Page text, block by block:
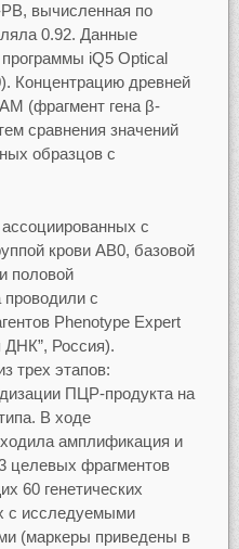
вычисленная по
0.92. Данные
iQ5 Optical
Концентрацию древней
(фрагмент гена β-
сравнения значений
образцов с
с
крови AB0, базовой
половой
с
Phenotype Expert
Россия).
трех этапов:
ПЦР-продукта на
В ходе
амплификация и
целевых фрагментов
60 генетических
с исследуемыми
(маркеры приведены в